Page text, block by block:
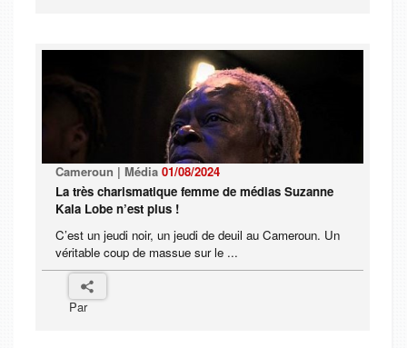
Cameroun | Média 01/08/2024
La très charismatique femme de médias Suzanne
Kala Lobe n’est plus !
C’est un jeudi noir, un jeudi de deuil au Cameroun. Un
véritable coup de massue sur le ...
Par